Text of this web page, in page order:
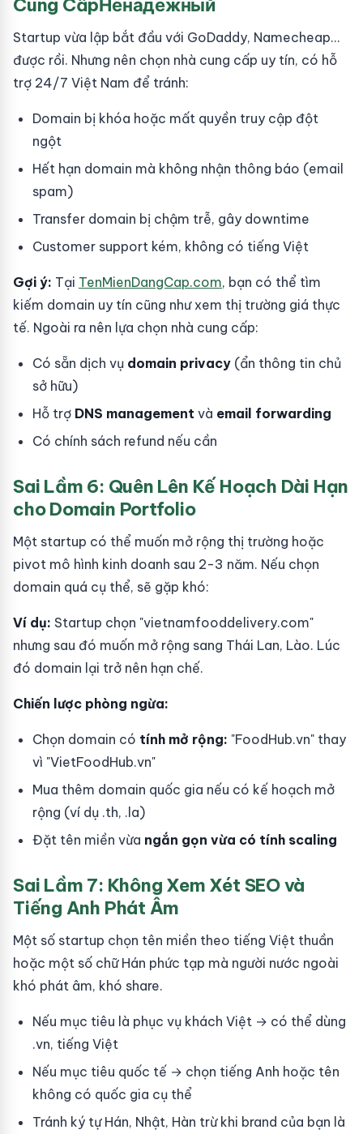
Cung CấpНенадежный
Startup vừa lập bắt đầu với GoDaddy, Namecheap...
được rồi. Nhưng nên chọn nhà cung cấp uy tín, có hỗ
trợ 24/7 Việt Nam để tránh:
Domain bị khóa hoặc mất quyền truy cập đột
ngột
Hết hạn domain mà không nhận thông báo (email
spam)
Transfer domain bị chậm trễ, gây downtime
Customer support kém, không có tiếng Việt
Gợi ý: Tại TenMienDangCap.com, bạn có thể tìm
kiếm domain uy tín cũng như xem thị trường giá thực
tế. Ngoài ra nên lựa chọn nhà cung cấp:
Có sẵn dịch vụ domain privacy (ẩn thông tin chủ
sở hữu)
Hỗ trợ DNS management và email forwarding
Có chính sách refund nếu cần
Sai Lầm 6: Quên Lên Kế Hoạch Dài Hạn
cho Domain Portfolio
Một startup có thể muốn mở rộng thị trường hoặc
pivot mô hình kinh doanh sau 2-3 năm. Nếu chọn
domain quá cụ thể, sẽ gặp khó:
Ví dụ: Startup chọn "vietnamfooddelivery.com"
nhưng sau đó muốn mở rộng sang Thái Lan, Lào. Lúc
đó domain lại trở nên hạn chế.
Chiến lược phòng ngừa:
Chọn domain có tính mở rộng: "FoodHub.vn" thay
vì "VietFoodHub.vn"
Mua thêm domain quốc gia nếu có kế hoạch mở
rộng (ví dụ .th, .la)
Đặt tên miền vừa ngắn gọn vừa có tính scaling
Sai Lầm 7: Không Xem Xét SEO và
Tiếng Anh Phát Âm
Một số startup chọn tên miền theo tiếng Việt thuần
hoặc một số chữ Hán phức tạp mà người nước ngoài
khó phát âm, khó share.
Nếu mục tiêu là phục vụ khách Việt → có thể dùng
.vn, tiếng Việt
Nếu mục tiêu quốc tế → chọn tiếng Anh hoặc tên
không có quốc gia cụ thể
Tránh ký tự Hán, Nhật, Hàn trừ khi brand của bạn là